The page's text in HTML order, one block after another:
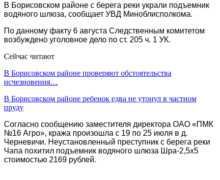
В Борисовском районе с берега реки украли подъемник
водяного шлюза, сообщает УВД Миноблисполкома.
По данному факту 6 августа Следственным комитетом
возбуждено уголовное дело по ст. 205 ч. 1 УК.
Сейчас читают
В Борисовском районе проверяют обстоятельства
исчезновения…
В Борисовском районе ребенок едва не утонул в частном
пруду
Согласно сообщению заместителя директора ОАО «ПМК
№16 Агро», кража произошла с 19 по 25 июля в д.
Черневичи. Неустановленный преступник с берега реки
Чапа похитил подъемник водяного шлюза Шра-2,5х5
стоимостью 2169 рублей.